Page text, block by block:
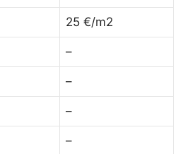
25 €/m2
–
–
–
–